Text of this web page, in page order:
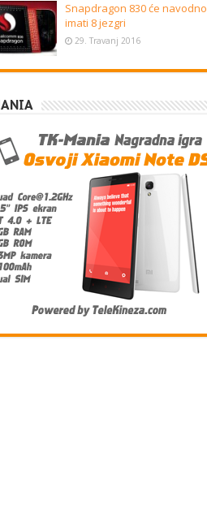
Snapdragon 830 će navodno
imati 8 jezgri
29. Travanj 2016